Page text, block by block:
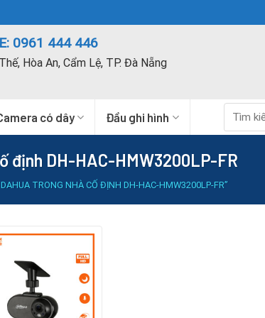
0961 444 446
Hòa An, Cẩm Lệ, TP. Đà Nẵng
có dây Đầu ghi hình
kiếm:
định DH-HAC-HMW3200LP-FR
TRONG NHÀ CỐ ĐỊNH DH-HAC-HMW3200LP-FR”